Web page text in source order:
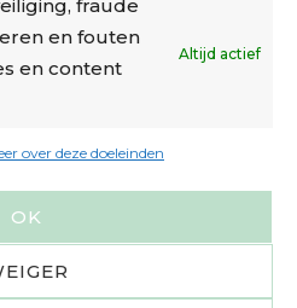
fraude
en fouten
en content
Altijd actief
over deze doeleinden
OK